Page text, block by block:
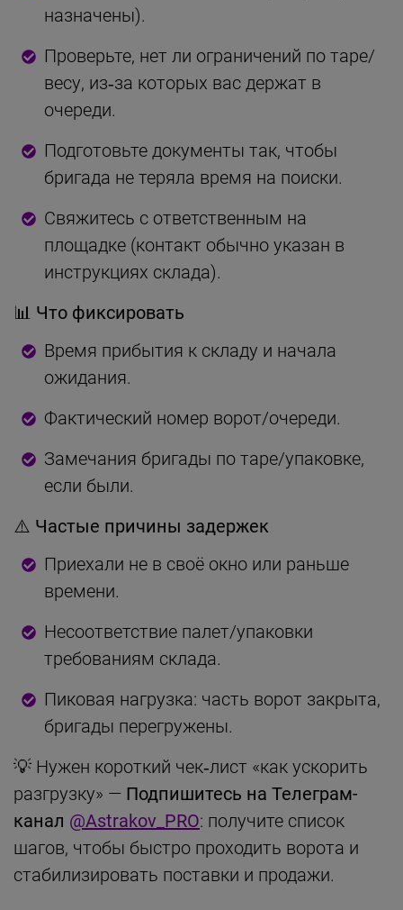
назначены).
Проверьте, нет ли ограничений по таре/
весу, из‑за которых вас держат в
очереди.
Подготовьте документы так, чтобы
бригада не теряла время на поиски.
Свяжитесь с ответственным на
площадке (контакт обычно указан в
инструкциях склада).
📊 Что фиксировать
Время прибытия к складу и начала
ожидания.
Фактический номер ворот/очереди.
Замечания бригады по таре/упаковке,
если были.
⚠️ Частые причины задержек
Приехали не в своё окно или раньше
времени.
Несоответствие палет/упаковки
требованиям склада.
Пиковая нагрузка: часть ворот закрыта,
бригады перегружены.
💡 Нужен короткий чек‑лист «как ускорить
разгрузку» — Подпишитесь на Телеграм-
канал @Astrakov_PRO: получите список
шагов, чтобы быстро проходить ворота и
стабилизировать поставки и продажи.